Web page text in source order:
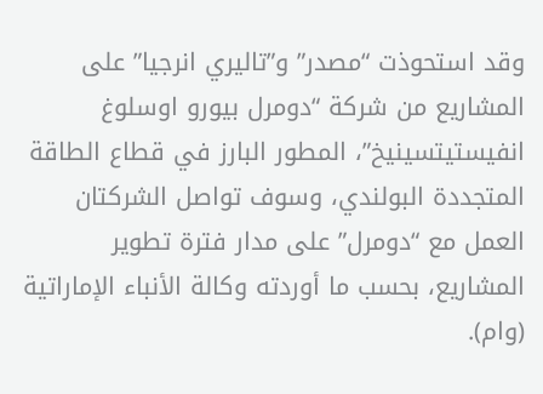
وقد استحوذت “مصدر” و”تاليري انرجيا” على
المشاريع من شركة “دومرل بيورو اوسلوغ
انفيستيتسينيخ”، المطور البارز في قطاع الطاقة
المتجددة البولندي، وسوف تواصل الشركتان
العمل مع “دومرل” على مدار فترة تطوير
المشاريع، بحسب ما أوردته وكالة الأنباء الإماراتية
(وام).